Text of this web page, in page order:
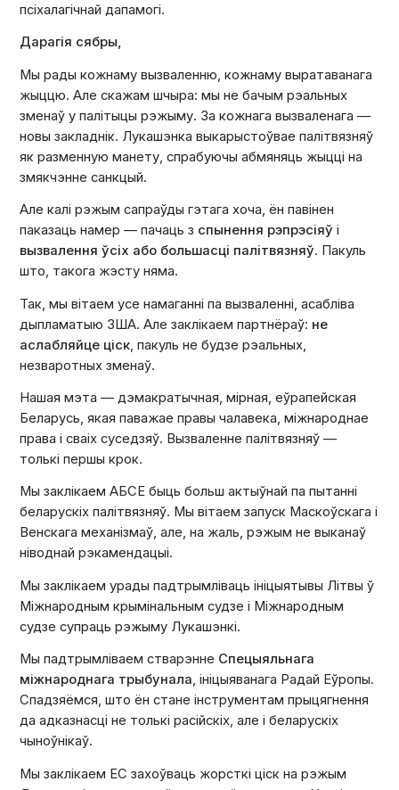
псіхалагічнай дапамогі.
Дарагія сябры,
Мы рады кожнаму вызваленню, кожнаму выратаванага
жыццю. Але скажам шчыра: мы не бачым рэальных
зменаў у палітыцы рэжыму. За кожнага вызваленага —
новы закладнік. Лукашэнка выкарыстоўвае палітвязняў
як разменную манету, спрабуючы абмяняць жыцці на
змякчэнне санкцый.
Але калі рэжым сапраўды гэтага хоча, ён павінен
паказаць намер — пачаць з спынення рэпрэсіяўі
вызвалення ўсіх або большасці палітвязняў. Пакуль
што, такога жэсту няма.
Так, мы вітаем усе намаганні па вызваленні, асабліва
дыпламатыю ЗША. Але заклікаем партнёраў: не
аслабляйце ціск , пакуль не будзе рэальных,
незваротных зменаў.
Нашая мэта — дэмакратычная, мірная, еўрапейская
Беларусь, якая паважае правы чалавека, міжнароднае
права і сваіх суседзяў. Вызваленне палітвязняў —
толькі першы крок.
Мы заклікаем АБСЕ быць больш актыўнай па пытанні
беларускіх палітвязняў. Мы вітаем запуск Маскоўскага і
Венскага механізмаў, але, на жаль, рэжым не выканаў
ніводнай рэкамендацыі.
Мы заклікаем урады падтрымліваць ініцыятывы Літвы ў
Міжнародным крымінальным судзе і Міжнародным
судзе супраць рэжыму Лукашэнкі.
Мы падтрымліваем стварэнне Спецыяльнага
міжнароднага трыбунала, ініцыяванага Радай Еўропы.
Спадзяёмся, што ён стане інструментам прыцягнення
да адказнасці не толькі расійскіх, але і беларускіх
чыноўнікаў.
Мы заклікаем ЕС захоўваць жорсткі ціск на рэжым